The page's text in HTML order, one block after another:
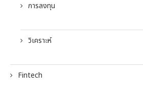
การลงทุน
วิเคราะห์
Fintech